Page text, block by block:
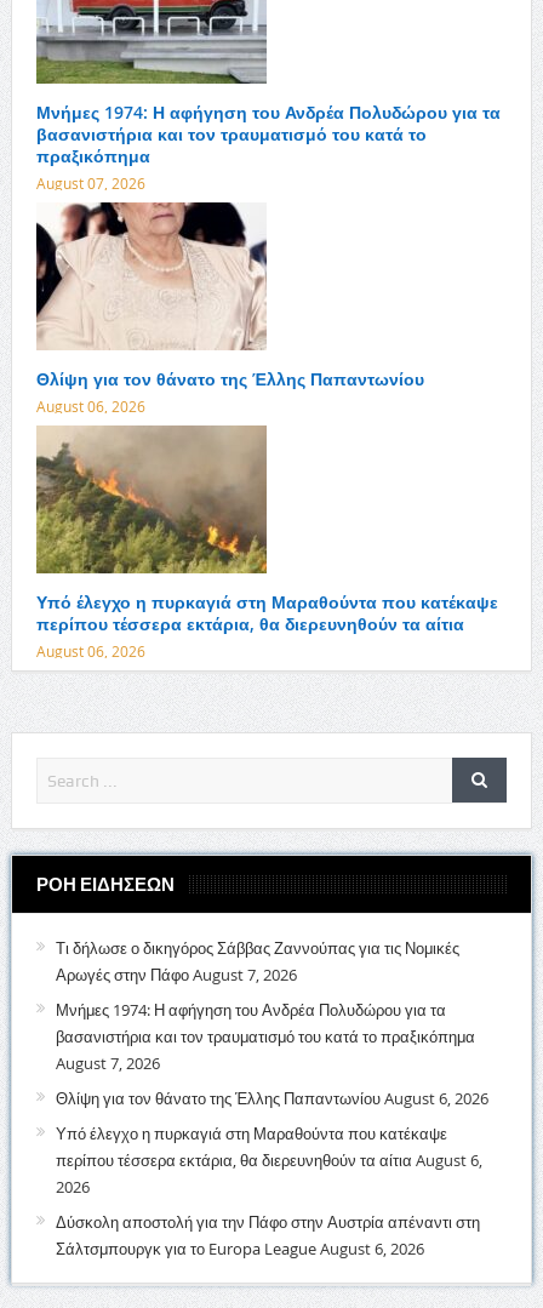
Μνήμες 1974: Η αφήγηση του Ανδρέα Πολυδώρου για τα
βασανιστήρια και τον τραυματισμό του κατά το
πραξικόπημα
August 07, 2026
Θλίψη για τον θάνατο της Έλλης Παπαντωνίου
August 06, 2026
Υπό έλεγχο η πυρκαγιά στη Μαραθούντα που κατέκαψε
περίπου τέσσερα εκτάρια, θα διερευνηθούν τα αίτια
August 06, 2026
ΡΟΗ ΕΙΔΗΣΕΩΝ
Τι δήλωσε ο δικηγόρος Σάββας Ζαννούπας για τις Νομικές
Αρωγές στην ΠάφοAugust 7, 2026
Μνήμες 1974: Η αφήγηση του Ανδρέα Πολυδώρου για τα
βασανιστήρια και τον τραυματισμό του κατά το πραξικόπημα
August 7, 2026
Θλίψη για τον θάνατο της Έλλης ΠαπαντωνίουAugust 6, 2026
Υπό έλεγχο η πυρκαγιά στη Μαραθούντα που κατέκαψε
περίπου τέσσερα εκτάρια, θα διερευνηθούν τα αίτια August 6,
2026
Δύσκολη αποστολή για την Πάφο στην Αυστρία απέναντι στη
Σάλτσμπουργκ για το Europa LeagueAugust 6, 2026